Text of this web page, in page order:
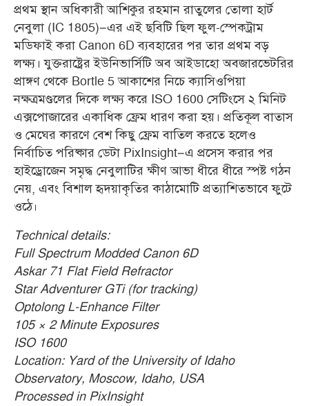
প্রথম স্থান অধিকারী আশিকুর রহমান রাতুলের তোলা হার্ট
নেবুলা (IC 1805)–এর এই ছবিটি ছিল ফুল-স্পেকট্রাম
মডিফাই করা Canon 6D ব্যবহারের পর তার প্রথম বড়
লক্ষ্য। যুক্তরাষ্ট্রের ইউনিভার্সিটি অব আইডাহো অবজারভেটরির
প্রাঙ্গণ থেকে Bortle 5 আকাশের নিচে ক্যাসিওপিয়া
নক্ষত্রমণ্ডলের দিকে লক্ষ্য করে ISO 1600 সেটিংসে ২ মিনিট
এক্সপোজারের একাধিক ফ্রেম ধারণ করা হয়। প্রতিকূল বাতাস
ও মেঘের কারণে বেশ কিছু ফ্রেম বাতিল করতে হলেও
নির্বাচিত পরিষ্কার ডেটা PixInsight–এ প্রসেস করার পর
হাইড্রোজেন সমৃদ্ধ নেবুলাটির ক্ষীণ আভা ধীরে ধীরে স্পষ্ট গঠন
নেয়, এবং বিশাল হৃদয়াকৃতির কাঠামোটি প্রত্যাশিতভাবে ফুটে
ওঠে।
Technical details:
Full Spectrum Modded Canon 6D
Askar 71 Flat Field Refractor
Star Adventurer GTi (for tracking)
Optolong L-Enhance Filter
105 × 2 Minute Exposures
ISO 1600
Location: Yard of the University of Idaho
Observatory, Moscow, Idaho, USA
Processed in PixInsight